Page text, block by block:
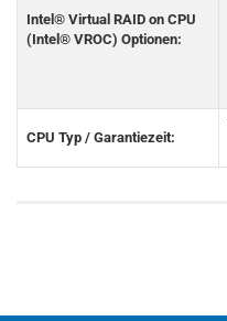
Intel® Virtual RAID on CPU
(Intel® VROC) Optionen:
CPU Typ / Garantiezeit: